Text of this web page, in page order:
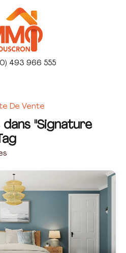
493 966 555
De Vente
dans "Signature